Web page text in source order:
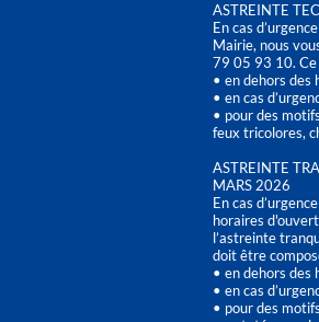
ASTREINTE
En cas
Mairie, nous
79 05 93 10. Ce
• en dehors des
• en cas
• pour des
feux tricolores,
ASTREINTE
MARS 2026
En cas
horaires
l’astreinte
doit être
• en dehors des
• en cas
• pour des